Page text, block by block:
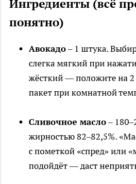
Ингредиенты (всё
понятно)
Авокадо– 1 штука.
слегка мягкий при
жёсткий — положите на
пакет при комнатной
Сливочное масло–
жирностью 82–82,5%.
с пометкой «спред» или
подойдёт — даст